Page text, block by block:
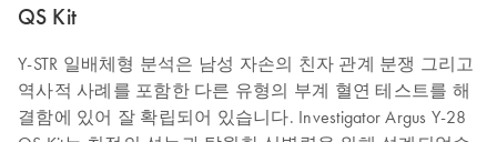
QS Kit
Y-STR 일배체형 분석은 남성 자손의 친자 관계 분쟁 그리고
역사적 사례를 포함한 다른 유형의 부계 혈연 테스트를 해
결함에 있어 잘 확립되어 있습니다. Investigator Argus Y-28